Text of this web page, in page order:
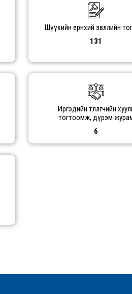
Шүүхийн ерөнхий зөвлөлийн
131
Иргэдийн төлөөлөгчийн
тогтоомж, дүрэм
6